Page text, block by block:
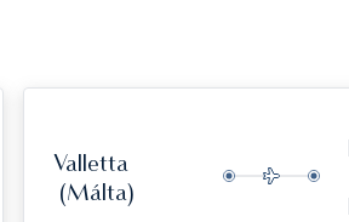
Valletta
(Málta)